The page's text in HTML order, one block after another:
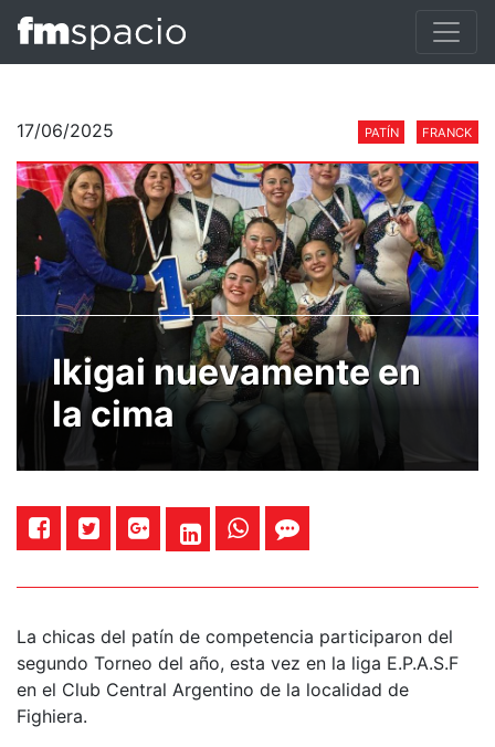
17/06/2025 PATÍN FRANCK
Ikigai nuevamente en
la cima
La chicas del patín de competencia participaron del
segundo Torneo del año, esta vez en la liga E.P.A.S.F
en el Club Central Argentino de la localidad de
Fighiera.